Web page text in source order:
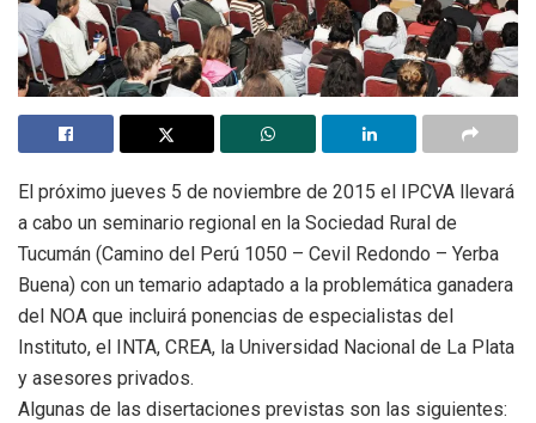
El próximo jueves 5 de noviembre de 2015 el IPCVA llevará
a cabo un seminario regional en la Sociedad Rural de
Tucumán (Camino del Perú 1050 – Cevil Redondo – Yerba
Buena) con un temario adaptado a la problemática ganadera
del NOA que incluirá ponencias de especialistas del
Instituto, el INTA, CREA, la Universidad Nacional de La Plata
y asesores privados.
Algunas de las disertaciones previstas son las siguientes: